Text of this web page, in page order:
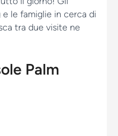
le famiglie in cerca di
tra due visite ne
Palm